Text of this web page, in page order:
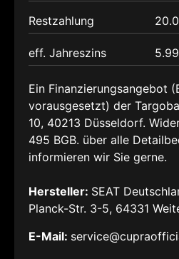
Restzahlung
eff. Jahreszins
Ein Finanzierungsangebot
vorausgesetzt) der
10, 40213 Düsseldorf.
495 BGB. über alle
informieren wir Sie gerne.
Hersteller: SEAT
Planck-Str. 3-5, 64331
E-Mail: